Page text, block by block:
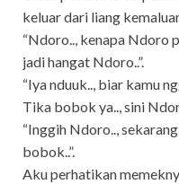
keluar dari liang
“Ndoro.., kenapa Ndoro
jadi hangat Ndoro..”.
“Iya nduuk.., biar kamu
Tika bobok ya.., sini
“Inggih Ndoro..,
bobok..”.
Aku perhatikan